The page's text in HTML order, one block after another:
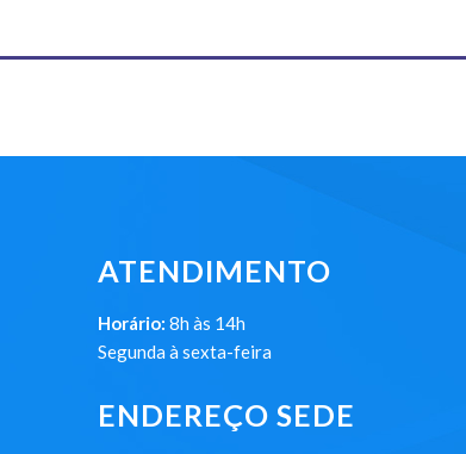
ATENDIMENTO
Horário: 8h às 14h
Segunda à sexta-feira
ENDEREÇO SEDE